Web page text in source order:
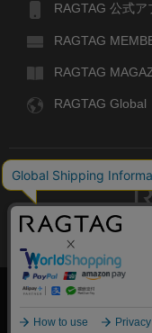
RAGTAG 公式ア
RAGTAG
RAGTAG
RAGTAG Global
デザイナーズブ
COPYRIGHT© TIN